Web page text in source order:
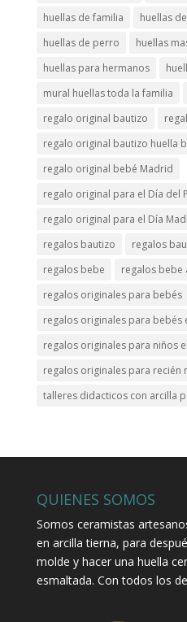
huellas de familia
huellas
huellas de perro
huellas
huellas para hermanos
mural huellas toda la familia
regalo original bautizo
regalo original bautizo huella
regalo original bebé Madrid
regalo original para el Día del
regalo original para el Día
regalos bautizo
regalos
regalos bebe
regalos bebe
regalos originales para bebés
regalos originales para bebés
regalos originales para niños
regalos originales para recién
talleres didacticos con arcilla
QUIENES SOMOS
Somos ceramistas
en arcilla tierna, para
molde y hacer una huella
esmaltada. Con todos los